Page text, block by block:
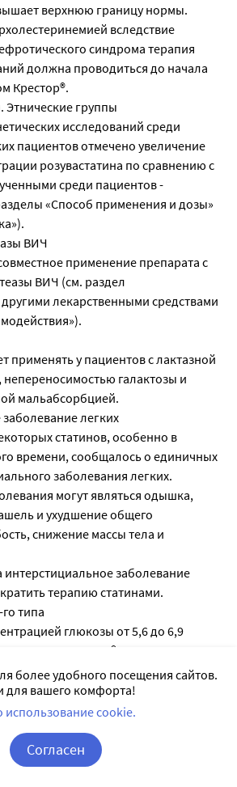
верхнюю границу нормы.
вследствие
синдрома терапия
должна проводиться до начала
Крестор®.
группы
исследований среди
пациентов отмечено увеличение
розувастатина по сравнению с
среди пациентов -
«Способ применения и дозы»
ВИЧ
применение препарата с
ВИЧ (см. раздел
лекарственными средствами
применять у пациентов с лактазной
непереносимостью галактозы и
мальабсорбцией.
легких
статинов, особенно в
времени, сообщалось о единичных
заболевания легких.
могут являться одышка,
и ухудшение общего
снижение массы тела и
заболевание
терапию статинами.
типа
глюкозы от 5,6 до 6,9
Крестор® ассоциировалась
развития сахарного диабета 2-го
УПРАВЛЯТЬ АВТОМОБИЛЕМ
по изучению влияния
на способность управлять
более удобного посещения сайтов.
для вашего комфорта!
использование cookie.
Согласен